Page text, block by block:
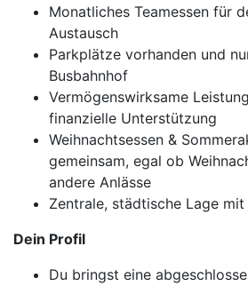
Monatliches Teamessen für
Austausch
Parkplätze vorhanden und
Busbahnhof
Vermögenswirksame
finanzielle Unterstützung
Weihnachtsessen &
gemeinsam, egal ob
andere Anlässe
Zentrale, städtische Lage
Dein Profil
Du bringst eine